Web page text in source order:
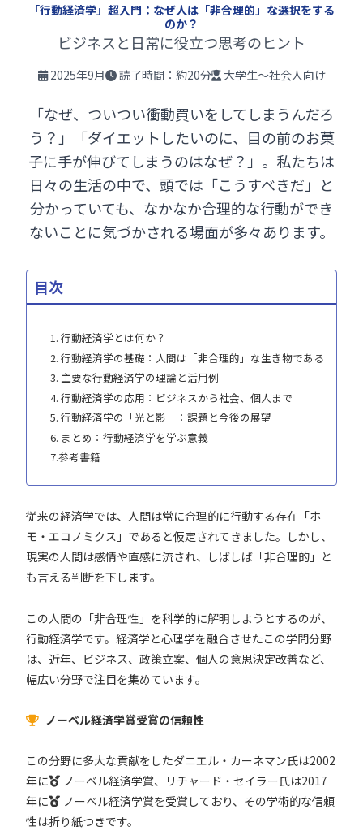
「行動経済学」超入門：なぜ人は「非合理的」な選択をする
のか？
ビジネスと日常に役立つ思考のヒント
2025年9月 読了時間：約20分 大学生〜社会人向け
「なぜ、ついつい衝動買いをしてしまうんだろ
う？」「ダイエットしたいのに、目の前のお菓
子に手が伸びてしまうのはなぜ？」。私たちは
日々の生活の中で、頭では「こうすべきだ」と
分かっていても、なかなか合理的な行動ができ
ないことに気づかされる場面が多々あります。
目次
1. 行動経済学とは何か？
2. 行動経済学の基礎：人間は「非合理的」な生き物である
3. 主要な行動経済学の理論と活用例
4. 行動経済学の応用：ビジネスから社会、個人まで
5. 行動経済学の「光と影」：課題と今後の展望
6. まとめ：行動経済学を学ぶ意義
7.参考書籍
従来の経済学では、人間は常に合理的に行動する存在「ホ
モ・エコノミクス」であると仮定されてきました。しかし、
現実の人間は感情や直感に流され、しばしば「非合理的」と
も言える判断を下します。
この人間の「非合理性」を科学的に解明しようとするのが、
行動経済学です。経済学と心理学を融合させたこの学問分野
は、近年、ビジネス、政策立案、個人の意思決定改善など、
幅広い分野で注目を集めています。
ノーベル経済学賞受賞の信頼性
この分野に多大な貢献をしたダニエル・カーネマン氏は2002
年に
ノーベル経済学賞、リチャード・セイラー氏は2017
年に
ノーベル経済学賞を受賞しており、その学術的な信頼
性は折り紙つきです。